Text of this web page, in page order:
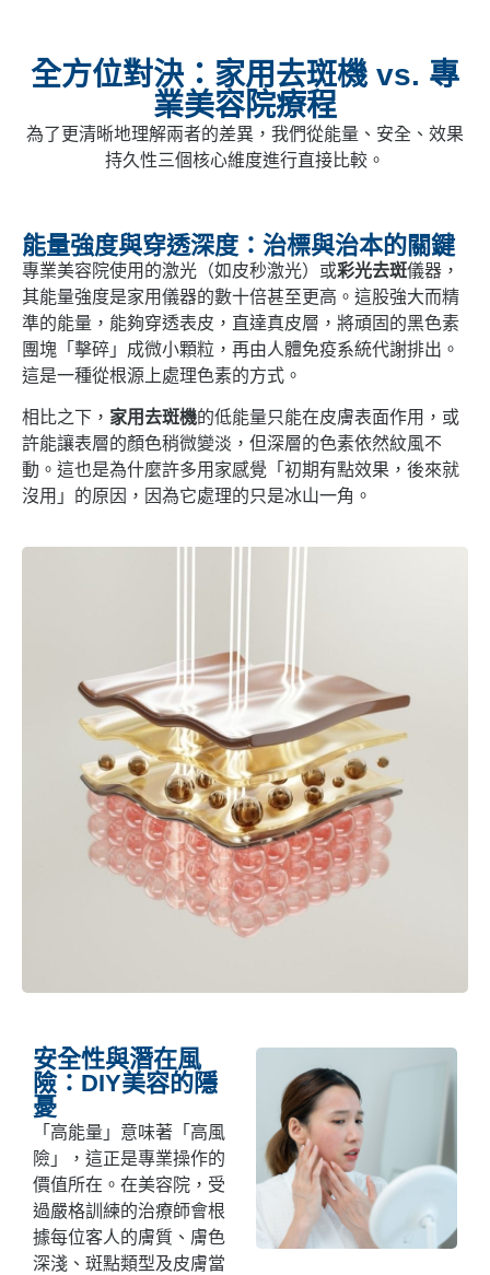
全方位對決：家用去斑機 vs. 專
業美容院療程
為了更清晰地理解兩者的差異，我們從能量、安全、效果
持久性三個核心維度進行直接比較。
能量強度與穿透深度：治標與治本的關鍵
專業美容院使用的激光（如皮秒激光）或彩光去斑儀器，
其能量強度是家用儀器的數十倍甚至更高。這股強大而精
準的能量，能夠穿透表皮，直達真皮層，將頑固的黑色素
團塊「擊碎」成微小顆粒，再由人體免疫系統代謝排出。
這是一種從根源上處理色素的方式。
相比之下， 家用去斑機的低能量只能在皮膚表面作用，或
許能讓表層的顏色稍微變淡，但深層的色素依然紋風不
動。這也是為什麼許多用家感覺「初期有點效果，後來就
沒用」的原因，因為它處理的只是冰山一角。
安全性與潛在風
險：DIY美容的隱
憂
「高能量」意味著「高風
險」，這正是專業操作的
價值所在。在美容院，受
過嚴格訓練的治療師會根
據每位客人的膚質、膚色
深淺、斑點類型及皮膚當